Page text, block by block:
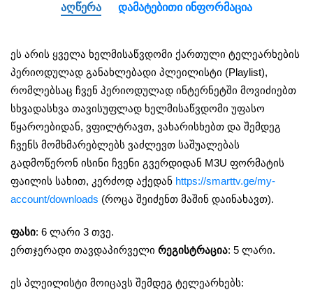
ᲐᲦᲬᲔᲠᲐ ᲓᲐᲛᲐᲢᲔᲑᲘᲗᲘ ᲘᲜᲤᲝᲠᲛᲐᲪᲘᲐ
ეს არის ყველა ხელმისაწვდომი ქართული ტელეარხების
პერიოდულად განახლებადი პლეილისტი (Playlist),
რომლებსაც ჩვენ პერიოდულად ინტერნეტში მოვიძიებთ
სხვადასხვა თავისუფლად ხელმისაწვდომი უფასო
წყაროებიდან, ვფილტრავთ, ვახარისხებთ და შემდეგ
ჩვენს მომხმარებლებს ვაძლევთ საშუალებას
გადმოწერონ ისინი ჩვენი გვერდიდან M3U ფორმატის
ფაილის სახით, კერძოდ აქედან https://smarttv.ge/my-
account/downloads (როცა შეიძენთ მაშინ დაინახავთ).
ფასი: 6 ლარი 3 თვე.
ერთჯერადი თავდაპირველი რეგისტრაცია: 5 ლარი.
ეს პლეილისტი მოიცავს შემდეგ ტელეარხებს: